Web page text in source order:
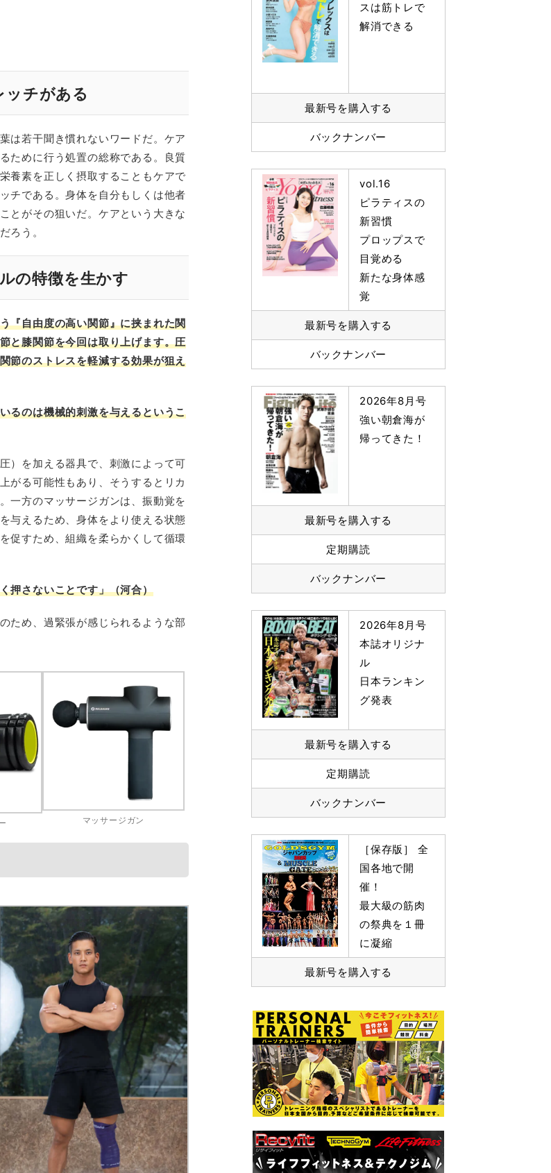
チがある
は若干聞き慣れないワードだ。ケア
ために行う処置の総称である。良質
養素を正しく摂取することもケアで
チである。身体を自分もしくは他者
とがその狙いだ。ケアという大きな
ろう。
の特徴を生かす
『自由度の高い関節』に挟まれた関
と膝関節を今回は取り上げます。圧
節のストレスを軽減する効果が狙え
るのは機械的刺激を与えるというこ
）を加える器具で、刺激によって可
がる可能性もあり、そうするとリカ
一方のマッサージガンは、振動覚を
与えるため、身体をより使える状態
促すため、組織を柔らかくして循環
押さないことです」（河合）
ため、過緊張が感じられるような部
マッサージガン
スは筋トレで
解消できる
最新号を購入する
バックナンバー
vol.16
ピラティスの
新習慣
プロップスで
目覚める
新たな身体感
覚
最新号を購入する
バックナンバー
2026年8月号
強い朝倉海が
帰ってきた！
最新号を購入する
定期購読
バックナンバー
2026年8月号
本誌オリジナ
ル
日本ランキン
グ発表
最新号を購入する
定期購読
バックナンバー
［保存版］ 全
国各地で開
催！
最大級の筋肉
の祭典を１冊
に凝縮
最新号を購入する